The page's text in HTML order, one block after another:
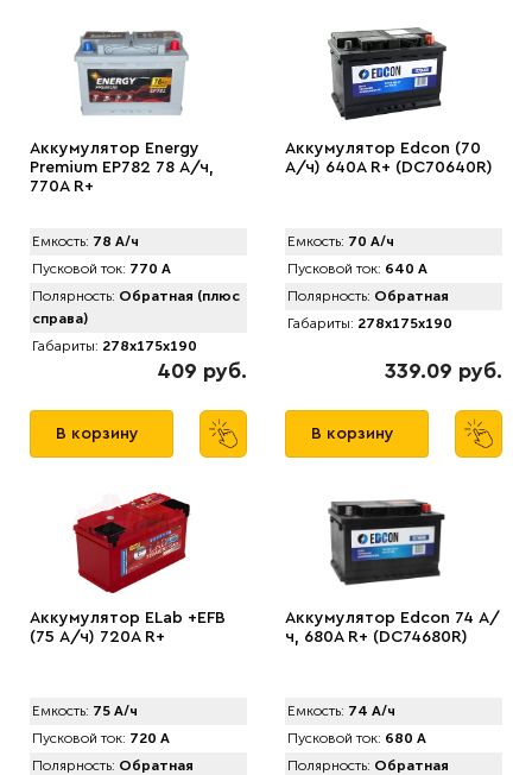
Аккумулятор Energy
Premium EP782 78 А/ч,
770A R+
Емкость: 78 А/ч
Пусковой ток: 770 А
Полярность: Обратная (плюс
справа)
Габариты: 278x175x190
409 руб.
В корзину
Аккумулятор Edcon (70
А/ч) 640A R+ (DC70640R)
Емкость: 70 А/ч
Пусковой ток: 640 А
Полярность: Обратная
Габариты: 278x175x190
339.09 руб.
В корзину
Аккумулятор ELab +EFB
(75 А/ч) 720A R+
Емкость: 75 А/ч
Пусковой ток: 720 А
Полярность: Обратная
Аккумулятор Edcon 74 А/
ч, 680A R+ (DC74680R)
Емкость: 74 А/ч
Пусковой ток: 680 А
Полярность: Обратная